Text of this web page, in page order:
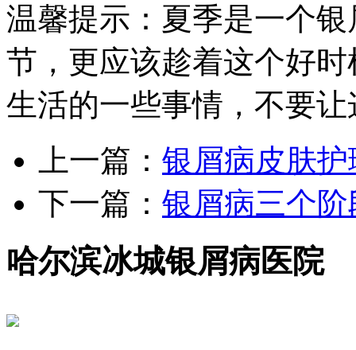
温馨提示：夏季是一个
节，更应该趁着这个好
生活的一些事情，不要
上一篇： 银屑病皮肤
下一篇： 银屑病三个
哈尔滨冰城银屑病医院